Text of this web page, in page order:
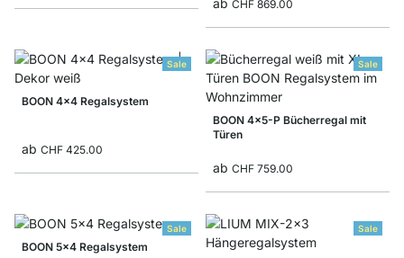
ab CHF 869.00
Sale
BOON 4x4 Regalsystem
ab CHF 425.00
Sale
BOON 4x5-P Bücherregal mit
Türen
ab CHF 759.00
Sale
BOON 5x4 Regalsystem
Sale